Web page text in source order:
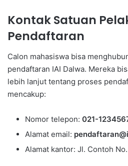
Kontak Satuan
Pendaftaran
Calon mahasiswa bisa
pendaftaran IAI Dalwa. Mereka
lebih lanjut tentang proses
mencakup:
Nomor telepon: 021-
Alamat email:
Alamat kantor: Jl. Contoh